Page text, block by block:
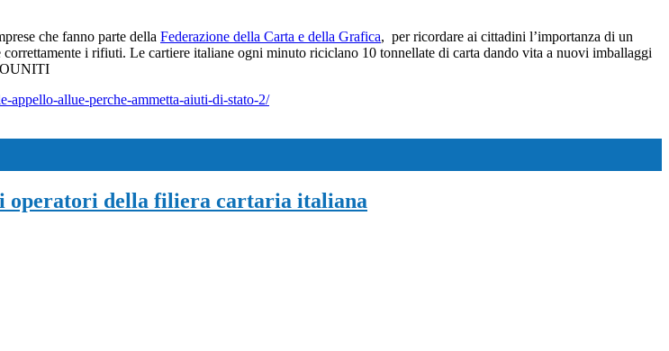
che fanno parte della Federazione della Carta e della Grafica, per ricordare ai cittadini l’importanza di un
i rifiuti. Le cartiere italiane ogni minuto riciclano 10 tonnellate di carta dando vita a nuovi imballaggi
appello-allue-perche-ammetta-aiuti-di-stato-2/
operatori della filiera cartaria italiana